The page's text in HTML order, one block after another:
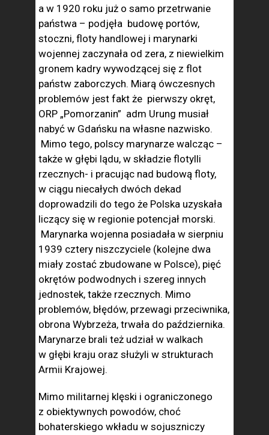
a w 1920 roku już o samo przetrwanie
państwa – podjęła budowę portów,
stoczni, floty handlowej i marynarki
wojennej zaczynała od zera, z niewielkim
gronem kadry wywodzącej się z flot
państw zaborczych. Miarą ówczesnych
problemów jest fakt że pierwszy okręt,
ORP „Pomorzanin” adm Urung musiał
nabyć w Gdańsku na własne nazwisko.
Mimo tego, polscy marynarze walcząc –
także w głębi lądu, w składzie flotylli
rzecznych- i pracując nad budową floty,
w ciągu niecałych dwóch dekad
doprowadzili do tego że Polska uzyskała
liczący się w regionie potencjał morski.
Marynarka wojenna posiadała w sierpniu
1939 cztery niszczyciele (kolejne dwa
miały zostać zbudowane w Polsce), pięć
okrętów podwodnych i szereg innych
jednostek, także rzecznych. Mimo
problemów, błędów, przewagi przeciwnika,
obrona Wybrzeża, trwała do października.
Marynarze brali też udział w walkach
w głębi kraju oraz służyli w strukturach
Armii Krajowej.
Mimo militarnej klęski i ograniczonego
z obiektywnych powodów, choć
bohaterskiego wkładu w sojuszniczy